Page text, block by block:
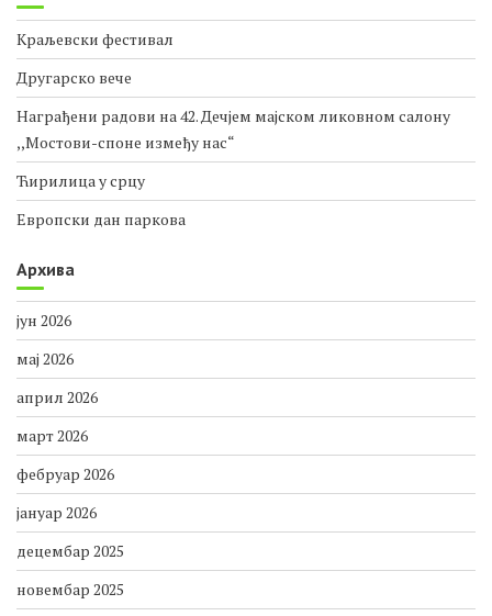
Краљевски фестивал
Другарско вече
Награђени радови на 42. Дечјем мајском ликовном салону
,,Мостови-споне између нас“
Ћирилица у срцу
Европски дан паркова
Архива
јун 2026
мај 2026
април 2026
март 2026
фебруар 2026
јануар 2026
децембар 2025
новембар 2025